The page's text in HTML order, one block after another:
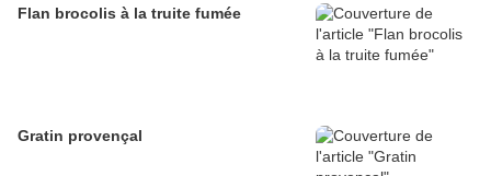
Flan brocolis à la truite fumée
Gratin provençal